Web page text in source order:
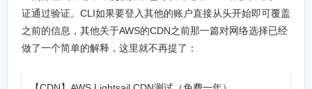
证通过验证。CLI如果要登入其他的账户直接从头开始即可覆盖
之前的信息，其他关于AWS的CDN之前那一篇对网络选择已经
做了一个简单的解释，这里就不再提了：